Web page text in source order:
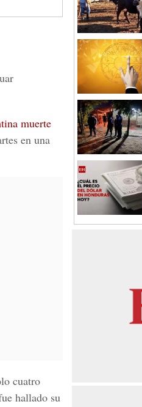
muerte
en una
cuatro
hallado su